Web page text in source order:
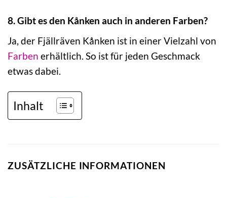
8. Gibt es den Kånken auch in anderen Farben?
Ja, der Fjällräven Kånken ist in einer Vielzahl von
Farben erhältlich. So ist für jeden Geschmack
etwas dabei.
Inhalt
ZUSÄTZLICHE INFORMATIONEN